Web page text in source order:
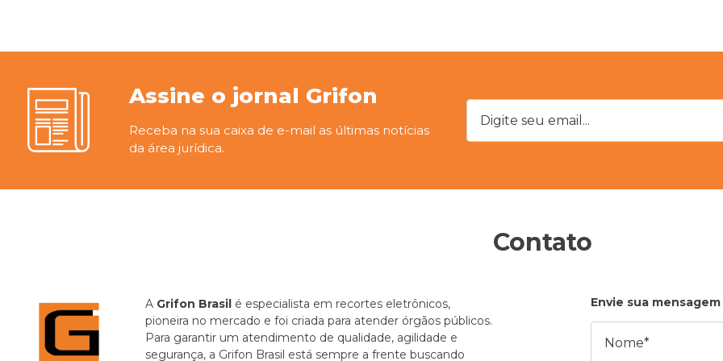
Assine o jornal Grifon
Receba na sua caixa de e-mail as últimas notícias
da área jurídica.
Digite seu email...
Contato
A Grifon Brasil é especialista em recortes eletrônicos,
pioneira no mercado e foi criada para atender órgãos públicos.
Para garantir um atendimento de qualidade, agilidade e
segurança, a Grifon Brasil está sempre a frente buscando
Envie sua mensagem